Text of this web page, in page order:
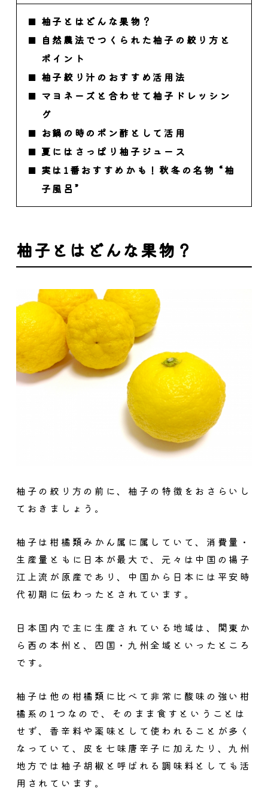
柚子とはどんな果物？
自然農法でつくられた柚子の絞り方と
ポイント
柚子絞り汁のおすすめ活用法
マヨネーズと合わせて柚子ドレッシン
グ
お鍋の時のポン酢として活用
夏にはさっぱり柚子ジュース
実は1番おすすめかも！秋冬の名物 “柚
子風呂”
柚子とはどんな果物？
柚子の絞り方の前に、柚子の特徴をおさらいし
ておきましょう。
柚子は柑橘類みかん属に属していて、消費量・
生産量ともに日本が最大で、元々は中国の揚子
江上流が原産であり、中国から日本には平安時
代初期に伝わったとされています。
日本国内で主に生産されている地域は、関東か
ら西の本州と、四国・九州全域といったところ
です。
柚子は他の柑橘類に比べて非常に酸味の強い柑
橘系の1つ なので、そのまま食すということは
せず、香辛料や薬味として使われることが多く
なっていて、皮を七味唐辛子に加えたり、九州
地方では柚子胡椒と呼ばれる調味料としても活
用されています。